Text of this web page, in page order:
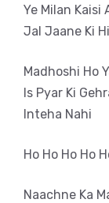
Ye Milan Kaisi
Jal Jaane Ki
Madhoshi Ho
Is Pyar Ki
Inteha Nahi
Ho Ho Ho Ho
Naachne Ka